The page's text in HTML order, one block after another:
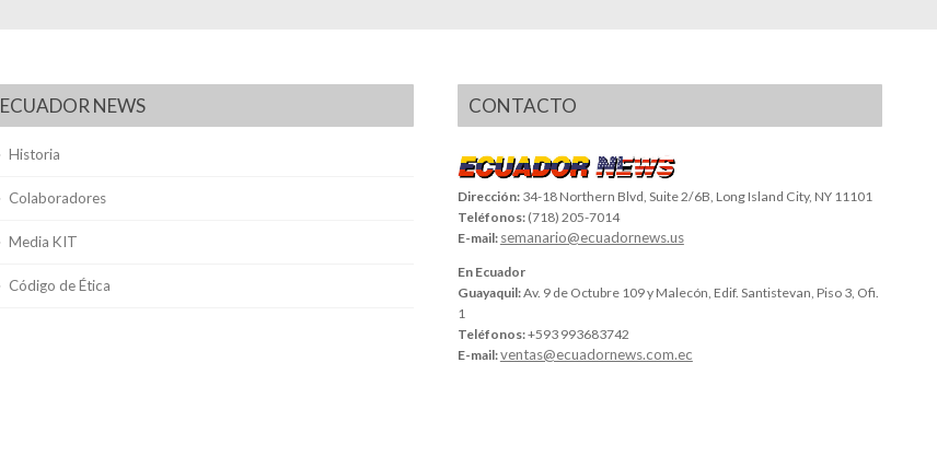
ECUADOR NEWS
Historia
Colaboradores
Media KIT
Código de Ética
CONTACTO
Dirección: 34-18 Northern Blvd, Suite 2/6B, Long Island City, NY 11101
Teléfonos: (718) 205-7014
E-mail: semanario@ecuadornews.us
En Ecuador
Guayaquil:Av. 9 de Octubre 109 y Malecón, Edif. Santistevan, Piso 3, Ofi.
1
Teléfonos:+593 993683742
E-mail:ventas@ecuadornews.com.ec